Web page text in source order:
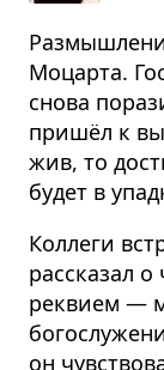
Моцарта.
снова
пришёл к
жив, то
будет в
Коллеги
рассказал
реквием —
он